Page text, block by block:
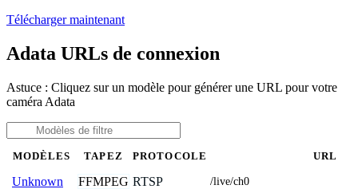
Télécharger maintenant
Adata URLs de connexion
Astuce : Cliquez sur un modèle pour générer une URL pour votre
caméra Adata
MODÈLES TAPEZ PROTOCOLE URL
Unknown FFMPEG RTSP /live/ch0